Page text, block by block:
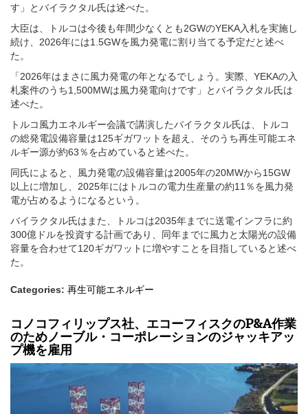
す」とバイラクタル氏は述べた。
大臣は、トルコは今後も年間少なくとも2GWのYEKA入札を実施し
続け、2026年には1.5GWを風力発電に割り当てる予定だと述べ
た。
「2026年はまさに風力発電の年となるでしょう。実際、YEKAの入
札案件のうち1,500MWは風力発電向けです」とバイラクタル氏は
述べた。
トルコ風力エネルギー会議で講演したバイラクタル氏は、トルコ
の総発電設備容量は125ギガワットを超え、そのうち再生可能エネ
ルギー源が約63％を占めていると述べた。
同氏によると、風力発電の設備容量は2005年の20MWから15GW
以上に増加し、2025年にはトルコの電力生産量の約11％を風力発
電が占めるようになるという。
バイラクタル氏はまた、トルコは2035年までに送電インフラに約
300億ドルを投資する計画であり、同年までに風力と太陽光の設備
容量を合わせて120ギガワットに増やすことを目指していると述べ
た。
Categories: 再生可能エネルギー
コノコフィリップス社、エコーフィスクのP&A作業
のためノーブル・コーポレーションのジャッキアッ
プ機を雇用